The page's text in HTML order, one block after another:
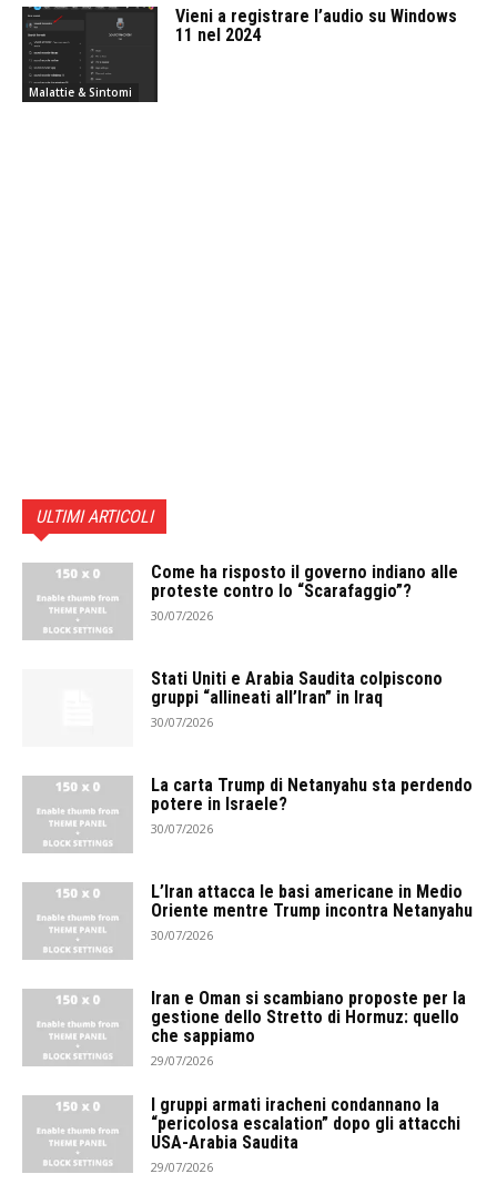
Malattie & Sintomi
Vieni a registrare l’audio su Windows
11 nel 2024
ULTIMI ARTICOLI
Come ha risposto il governo indiano alle
proteste contro lo “Scarafaggio”?
30/07/2026
Stati Uniti e Arabia Saudita colpiscono
gruppi “allineati all’Iran” in Iraq
30/07/2026
La carta Trump di Netanyahu sta perdendo
potere in Israele?
30/07/2026
L’Iran attacca le basi americane in Medio
Oriente mentre Trump incontra Netanyahu
30/07/2026
Iran e Oman si scambiano proposte per la
gestione dello Stretto di Hormuz: quello
che sappiamo
29/07/2026
I gruppi armati iracheni condannano la
“pericolosa escalation” dopo gli attacchi
USA-Arabia Saudita
29/07/2026